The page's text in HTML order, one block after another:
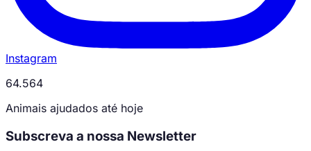
Instagram
64.564
Animais ajudados até hoje
Subscreva a nossa Newsletter